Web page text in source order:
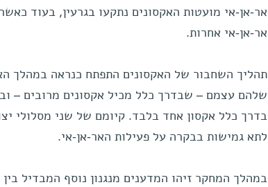
אר-אן-אי אחרות.
תהליך השחבור של האקסונים התפתח כנראה במהלך
שלהם עצמם – שבדרך כלל מכיל אקסונים מרובים –
בדרך כלל אקסון אחד בלבד. קיומם של שני מסלולי
לתא גמישות בבקרה על פעילות האר-אן-אי.
במהלך המחקר זיהו המדענים מנגנון נוסף המבדיל